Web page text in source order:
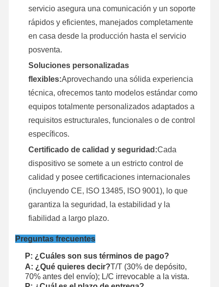
servicio asegura una comunicación y un soporte
rápidos y eficientes, manejados completamente
en casa desde la producción hasta el servicio
posventa.
Soluciones personalizadas
flexibles:Aprovechando una sólida experiencia
técnica, ofrecemos tanto modelos estándar como
equipos totalmente personalizados adaptados a
requisitos estructurales, funcionales o de control
específicos.
Certificado de calidad y seguridad:Cada
dispositivo se somete a un estricto control de
calidad y posee certificaciones internacionales
(incluyendo CE, ISO 13485, ISO 9001), lo que
garantiza la seguridad, la estabilidad y la
fiabilidad a largo plazo.
Preguntas frecuentes
P: ¿Cuáles son sus términos de pago?
A: ¿Qué quieres decir?T/T (30% de depósito,
70% antes del envío); L/C irrevocable a la vista.